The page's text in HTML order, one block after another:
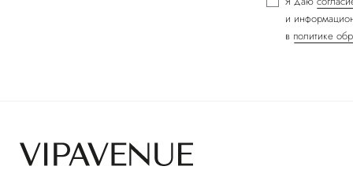
и
в политике